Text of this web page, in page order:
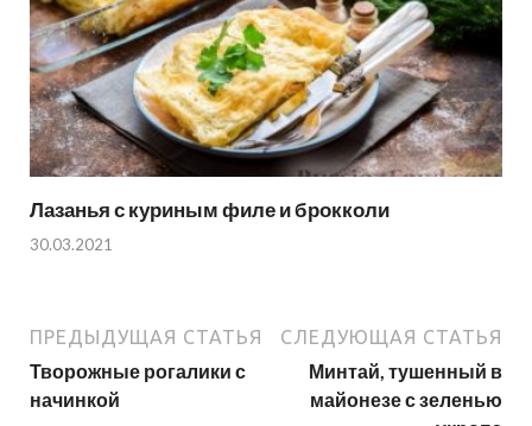
Лазанья с куриным филе и брокколи
30.03.2021
ПРЕДЫДУЩАЯ СТАТЬЯ
Творожные рогалики с
начинкой
СЛЕДУЮЩАЯ СТАТЬЯ
Минтай, тушенный в
майонезе с зеленью